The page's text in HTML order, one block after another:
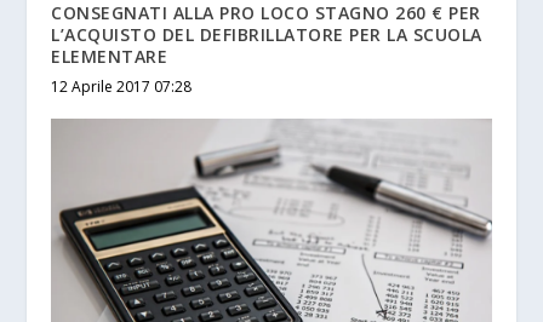
CONSEGNATI ALLA PRO LOCO STAGNO 260 € PER
L’ACQUISTO DEL DEFIBRILLATORE PER LA SCUOLA
ELEMENTARE
12 Aprile 2017 07:28